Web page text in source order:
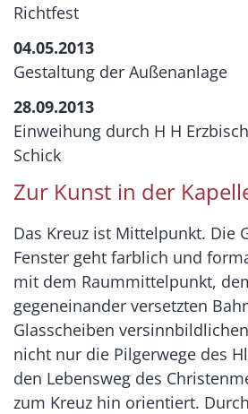
Richtfest
04.05.2013
Gestaltung der Außenanlage
28.09.2013
Einweihung durch H H
Schick
Zur Kunst in der
Das Kreuz ist Mittelpunkt. Die
Fenster geht farblich und
mit dem Raummittelpunkt,
gegeneinander versetzten
Glasscheiben
nicht nur die Pilgerwege des
den Lebensweg des
zum Kreuz hin orientiert.